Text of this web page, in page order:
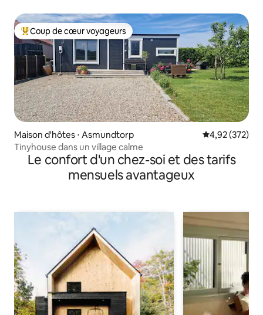
Coups de cœur voyageurs les plus appréciés
Coup de cœur voyageurs
Maison d'hôtes ⋅ Asmundtorp Évaluation
4,92 (372)
Tinyhouse dans un village calme
Le confort d'un chez-soi et des tarifs
mensuels avantageux